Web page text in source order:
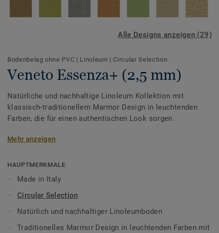
Alle Designs anzeigen (29)
Bodenbelag ohne PVC | Linoleum | Circular Selection
Veneto Essenza+ (2,5 mm)
Natürliche und nachhaltige Linoleum Kollektion mit
klassisch-traditionellem Marmor Design in leuchtenden
Farben, die für einen authentischen Look sorgen.
Ein langlebiges Linoleum aus sorgfältig ausgewählten
Recycelbar, sogar nach der Nutzungsphase und vor allem
Essenza+ verlässt unser Werk klimapositiv inklusive
Rohstoffgewinnung, Transport und der Linoleum
Produktion.
Werkseitig behandelt mit unserem neuen Essenza+
Mehr anzeigen
HAUPTMERKMALE
Made in Italy
Circular Selection
Natürlich und nachhaltiger Linoleumboden
Traditionelles Marmor Design in leuchtenden Farben mit